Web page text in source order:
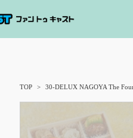
TOP 30-DELUX NAGOYA The